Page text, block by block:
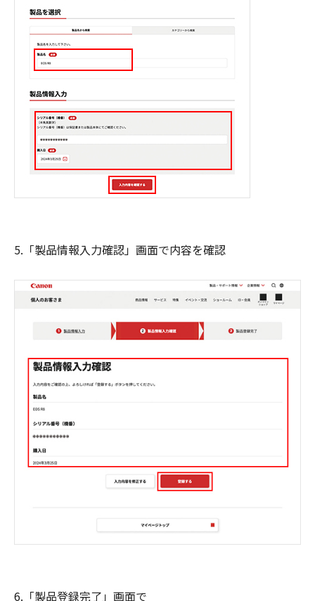
5.「製品情報入力確認」画面で内容を確認
6.「製品登録完了」画面で